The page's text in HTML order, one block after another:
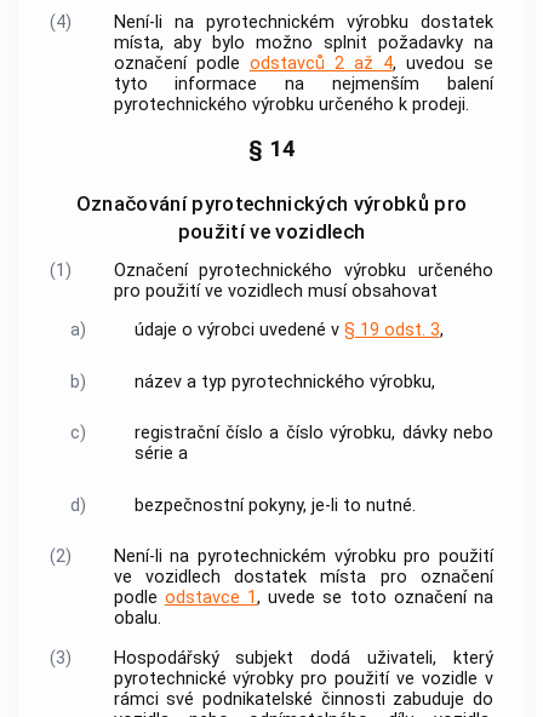
(4) Není-li na pyrotechnickém výrobku dostatek
místa, aby bylo možno splnit požadavky na
označení podle odstavců 2 až 4, uvedou se
tyto informace na nejmenším balení
pyrotechnického výrobku určeného k prodeji.
§ 14
Označování pyrotechnických výrobků pro
použití ve vozidlech
(1) Označenípyrotechnického výrobku určeného
pro použití ve vozidlech musí obsahovat
a)
údaje o výrobci uvedené v § 19 odst. 3,
b) název a typ pyrotechnického výrobku,
c)
registrační číslo a číslo výrobku, dávky nebo
série a
d) bezpečnostní pokyny, je-li to nutné.
(2) Není-li na pyrotechnickém výrobku pro použití
ve vozidlech dostatek místa pro označení
podle odstavce 1, uvede se toto označení na
obalu.
(3)
Hospodářský subjekt dodá uživateli, který
pyrotechnické výrobky pro použití ve vozidle v
rámci své podnikatelské činnosti zabuduje do